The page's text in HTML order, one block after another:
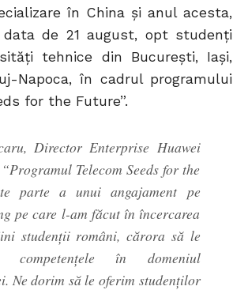
în China și anul acesta,
de 21 august, opt studenți
tehnice din București, Iași,
Napoca, în cadrul programului
for the Future”.
Director Enterprise Huawei
Telecom Seeds for the
parte a unui angajament pe
pe care l-am făcut în încercarea
studenții români, cărora să le
competențele în domeniul
Ne dorim să le oferim studenților